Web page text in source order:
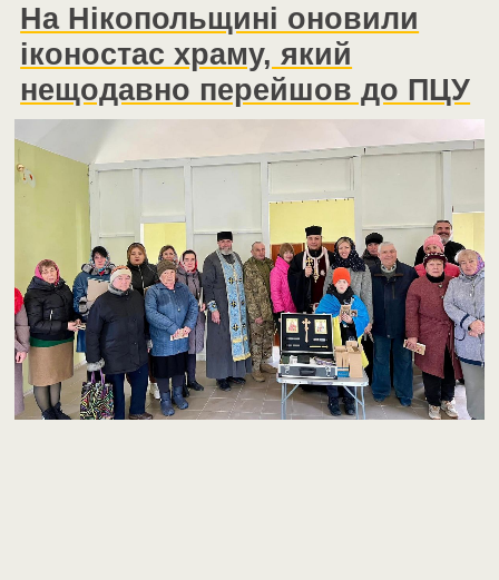
На Нікопольщині оновили
іконостас храму, який
нещодавно перейшов до ПЦУ